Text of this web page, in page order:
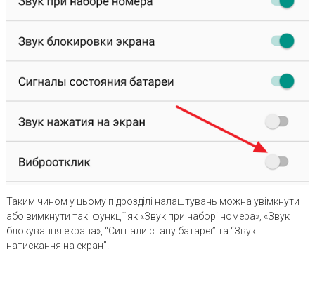
Таким чином у цьому підрозділі налаштувань можна увімкнути
або вимкнути такі функції як «Звук при наборі номера», «Звук
блокування екрана», “Сигнали стану батареї” та “Звук
натискання на екран”.